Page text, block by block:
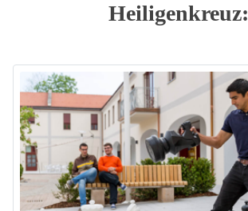
Heiligenkreuz: